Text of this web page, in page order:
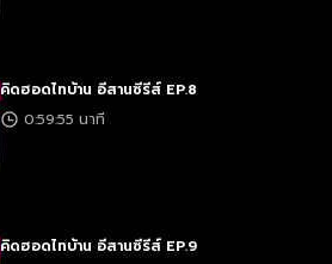
คิดฮอดไทบ้าน อีสานซีรีส์ EP.8
0:59:55 นาที
คิดฮอดไทบ้าน อีสานซีรีส์ EP.9